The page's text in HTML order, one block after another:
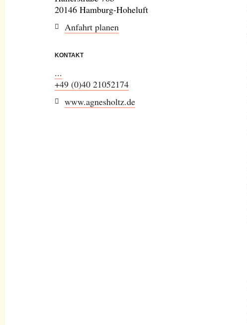
20146 Hamburg-Hoheluft
Anfahrt planen
KONTAKT
...
+49 (0)40 21052174
www.agnesholtz.de